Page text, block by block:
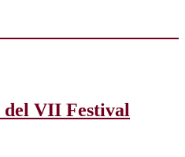
del VII Festival